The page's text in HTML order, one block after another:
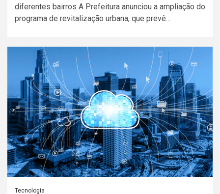
diferentes bairros A Prefeitura anunciou a ampliação do
programa de revitalização urbana, que prevê...
Tecnologia